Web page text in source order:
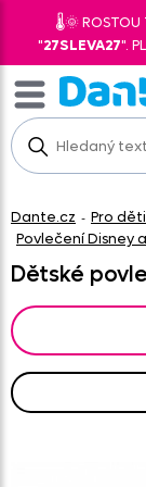
🌡️🌞 ROSTOU
"27SLEVA27".
Dante.cz - Pro děti
Povlečení Disney
Dětské